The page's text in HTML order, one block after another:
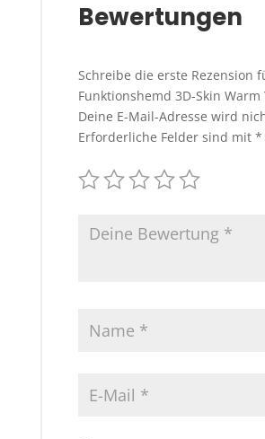
Bewertungen
Schreibe die erste Rezension
Funktionshemd 3D-Skin Warm
Deine E-Mail-Adresse wird
Erforderliche Felder sind mit *